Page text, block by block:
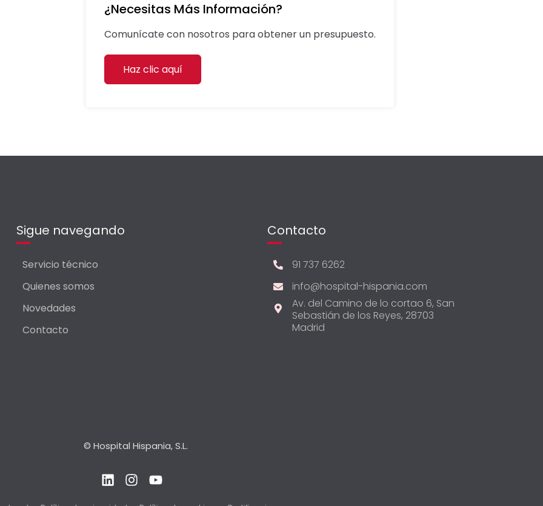
¿Necesitas Más Información?
Comunícate con nosotros para obtener un presupuesto.
Haz clic aquí
Sigue navegando
Servicio técnico
Quienes somos
Novedades
Contacto
Contacto
91 737 6262
info@hospital-hispania.com
Av. del Camino de lo cortao 6, San
Sebastián de los Reyes, 28703
Madrid
© Hospital Hispania, S.L.
L
i
I
n
Y
o